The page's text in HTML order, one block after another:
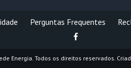
Perguntas Frequentes
Energia. Todos os direitos reservados.